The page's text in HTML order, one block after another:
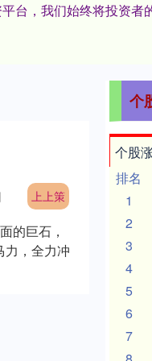
台，我们始终将投资
上上策
的巨石，
力，全力冲
个
个股
排名
1
2
3
4
5
6
7